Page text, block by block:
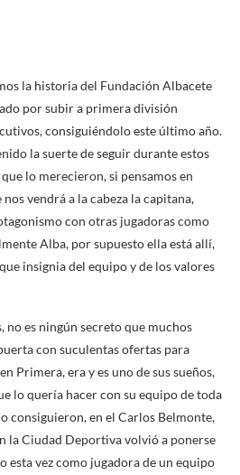
la historia del Fundación Albacete
por subir a primera división
consiguiéndolo este último año.
la suerte de seguir durante estos
lo merecieron, si pensamos en
vendrá a la cabeza la capitana,
con otras jugadoras como
Alba, por supuesto ella está allí,
insignia del equipo y de los valores
no es ningún secreto que muchos
con suculentas ofertas para
Primera, era y es uno de sus sueños,
lo quería hacer con su equipo de toda
consiguieron, en el Carlos Belmonte,
la Ciudad Deportiva volvió a ponerse
esta vez como jugadora de un equipo